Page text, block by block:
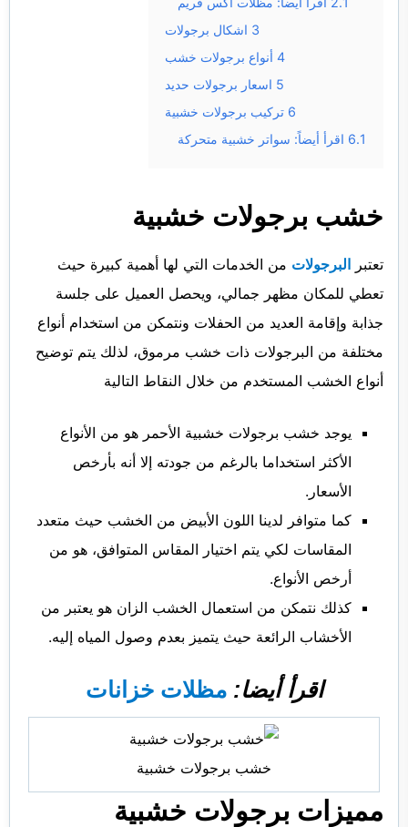
3 اشكال برجولات
4 أنواع برجولات خشب
5 اسعار برجولات حديد
6 تركيب برجولات خشبية
6.1 اقرأ أيضاً: سواتر خشبية متحركة
خشب برجولات خشبية
تعتبر البرجولات من الخدمات التي لها أهمية كبيرة حيث
تعطي للمكان مظهر جمالي، ويحصل العميل على جلسة
جذابة وإقامة العديد من الحفلات ونتمكن من استخدام أنواع
مختلفة من البرجولات ذات خشب مرموق، لذلك يتم توضيح
أنواع الخشب المستخدم من خلال النقاط التالية
يوجد خشب برجولات خشبية الأحمر هو من الأنواع
الأكثر استخداما بالرغم من جودته إلا أنه بأرخص
الأسعار.
كما متوافر لدينا اللون الأبيض من الخشب حيث متعدد
المقاسات لكي يتم اختيار المقاس المتوافق، هو من
أرخص الأنواع.
كذلك نتمكن من استعمال الخشب الزان هو يعتبر من
الأخشاب الرائعة حيث يتميز بعدم وصول المياه إليه.
اقرأ أيضا: مظلات خزانات
خشب برجولات خشبية
مميزات برجولات خشبية